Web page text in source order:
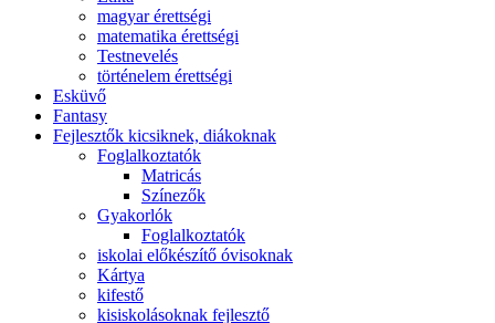
magyar érettségi
matematika érettségi
Testnevelés
történelem érettségi
Esküvő
Fantasy
Fejlesztők kicsiknek, diákoknak
Foglalkoztatók
Matricás
Színezők
Gyakorlók
Foglalkoztatók
iskolai előkészítő óvisoknak
Kártya
kifestő
kisiskolásoknak fejlesztő